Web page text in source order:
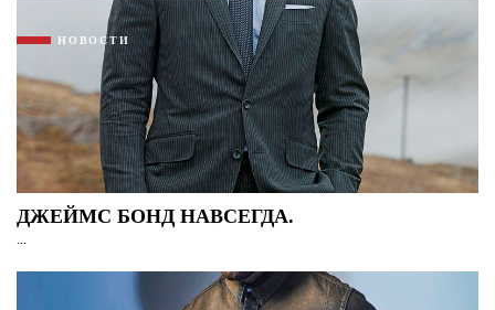
НОВОСТИ
ДЖЕЙМС БОНД НАВСЕГДА.
...